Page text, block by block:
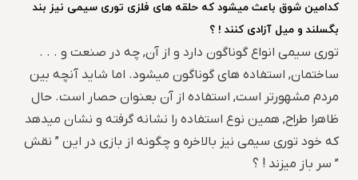
کدامین شوق باعث میشود که حلقه های فلزی توری سیمی نیز بند
بگسلند و میل آزادی کنند ! ؟
توری سیمی انواع گوناگون دارد و از آن, چه در صنعت و . . .
ساختمان, استفاده های گوناگون میشود. اما شاید آنچه بین
مردم مشهورتر است, استفاده از آن بعنوان حصار است. حال
ظاهرا طراح, همین نوع استفاده را نشانه گرفته و نشان میدهد
که خود توری سیمی نیز بالاخره و چگونه از بازی در این ” نقش
” سر باز میزند ! ؟